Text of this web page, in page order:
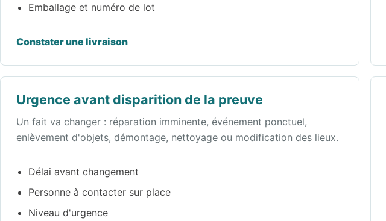
Emballage et numéro de lot
Constater une livraison
Urgence avant disparition de la preuve
Un fait va changer : réparation imminente, événement ponctuel,
enlèvement d'objets, démontage, nettoyage ou modification des lieux.
Délai avant changement
Personne à contacter sur place
Niveau d'urgence